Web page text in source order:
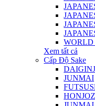
Xem tất cả
Cấp Độ Sake
JUNMAI